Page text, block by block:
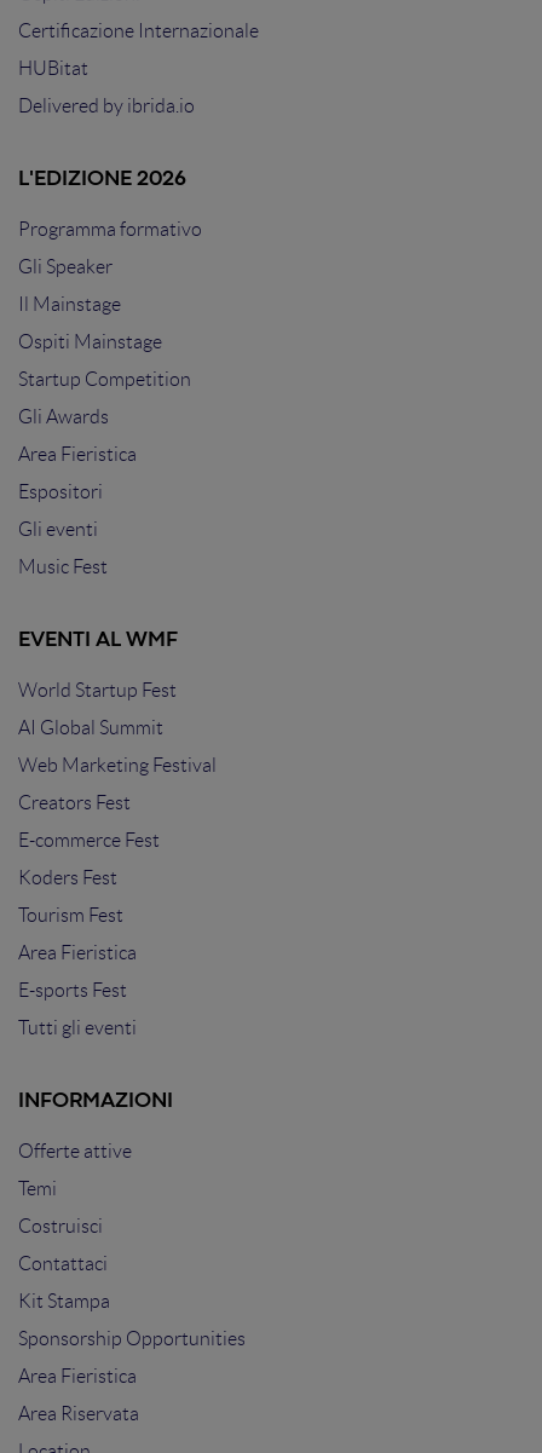
Certificazione Internazionale
HUBitat
Delivered by ibrida.io
L'EDIZIONE 2026
Programma formativo
Gli Speaker
Il Mainstage
Ospiti Mainstage
Startup Competition
Gli Awards
Area Fieristica
Espositori
Gli eventi
Music Fest
EVENTI AL WMF
World Startup Fest
AI Global Summit
Web Marketing Festival
Creators Fest
E-commerce Fest
Koders Fest
Tourism Fest
Area Fieristica
E-sports Fest
Tutti gli eventi
INFORMAZIONI
Offerte attive
Temi
Costruisci
Contattaci
Kit Stampa
Sponsorship Opportunities
Area Fieristica
Area Riservata